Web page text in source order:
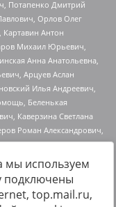
files/reestr-
на22.03.2024
мы используем
подключены
top.mail.ru,